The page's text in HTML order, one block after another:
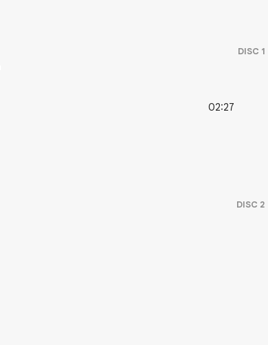
DISC 1
02:27
DISC 2